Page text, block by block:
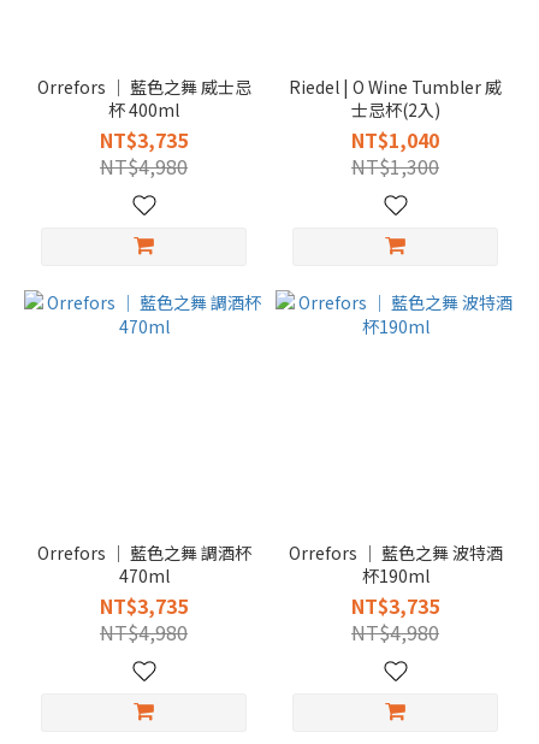
Orrefors │ 藍色之舞 威士忌
杯 400ml
NT$3,735
NT$4,980
Riedel | O Wine Tumbler 威
士忌杯(2入)
NT$1,040
NT$1,300
Orrefors │ 藍色之舞 調酒杯
470ml
NT$3,735
NT$4,980
Orrefors │ 藍色之舞 波特酒
杯190ml
NT$3,735
NT$4,980